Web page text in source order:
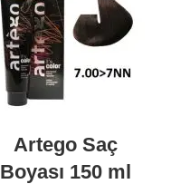
Artego Saç
Boyası 150 ml